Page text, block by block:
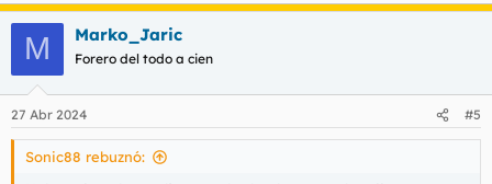
a
e
s
M Marko_Jaric
Forero del todo a cien
27 Abr 2024 #5
Sonic88 rebuznó: